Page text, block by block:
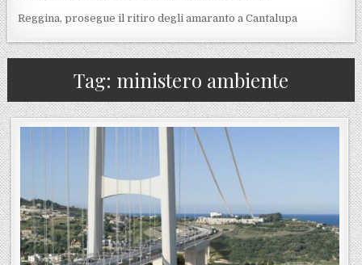
Reggina, prosegue il ritiro degli amaranto a Cantalupa
Tag: ministero ambiente